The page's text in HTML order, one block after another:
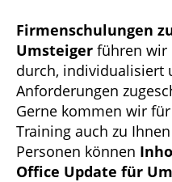
Firmenschulungen
Umsteiger führen wir
durch, individualisiert
Anforderungen
Gerne kommen wir
Training auch zu
Personen können
Office Update für